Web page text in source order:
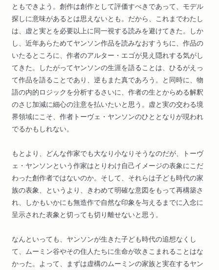
ともできよう。創作は創作として評価すべきであって、モデル
探しに意味があるとは思えないとも。だから、これまでわたし
は、虚と実とを必要以上に同一視する読みを避けてきた。しか
し、近年あらためてヤンソン作品を読みなおすうちに、作品の
いたるところに、作者のアルター・エゴが見え隠れする気がし
てきた。したがってヤンソンの生涯を語ることは、ひるがえっ
て作品を語ることであり、逆もまた真であろう。と同時に、物
語の内的ロジックを分析するさいに、作者の生とからめる解釈
のさじ加減に細心の注意を払いたいと思う。虚と実の交わる境
界領域にこそ、作者トーヴェ・ヤンソンのひととなりが現われ
でるかもしれない。
もとより、どんな作家でも大なり小なりそうなのだが、トーヴ
ェ・ヤンソンという作家はとりわけ自己イメージの表象にこだ
わった創作者ではないのか。そして、それらは子ども時代の家
族の表象、というより、きわめて明確な意図をもって再構築さ
れ、しかもいかにも無造作で自然な印象を与えるまでに入念に
呈示された表象と切っても切り離せないと思う。
なんといっても、ヤンソンが生きた子ども時代の追想なくし
て、ムーミン谷やその住人たちに生命が吹きこまれることはな
かった。よって、まずは虚構のムーミンの家族と実在するヤン